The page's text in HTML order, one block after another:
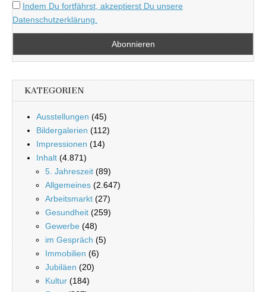
Indem Du fortfährst, akzeptierst Du unsere
Datenschutzerklärung.
KATEGORIEN
Ausstellungen (45)
Bildergalerien (112)
Impressionen (14)
Inhalt (4.871)
5. Jahreszeit (89)
Allgemeines (2.647)
Arbeitsmarkt (27)
Gesundheit (259)
Gewerbe (48)
im Gespräch (5)
Immobilien (6)
Jubiläen (20)
Kultur (184)